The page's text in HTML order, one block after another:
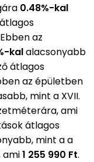
0.48%-kal
az
kalalacsonyabb
átlagos
az épületben
mint a XVII.
ami
átlagos
mint a a
ami1 255 990 Ft.